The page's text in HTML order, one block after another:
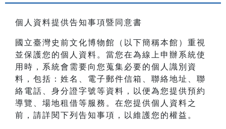
個人資料提供告知事項暨同意書
國立臺灣史前文化博物館（以下簡稱本館）重視
並保護您的個人資料。當您在為線上申辦系統使
用時，系統會需要向您蒐集必要的個人識別資
料，包括：姓名、電子郵件信箱、聯絡地址、聯
絡電話、身分證字號等資料，以便為您提供預約
導覽、場地租借等服務。在您提供個人資料之
前，請詳閱下列告知事項，以維護您的權益。